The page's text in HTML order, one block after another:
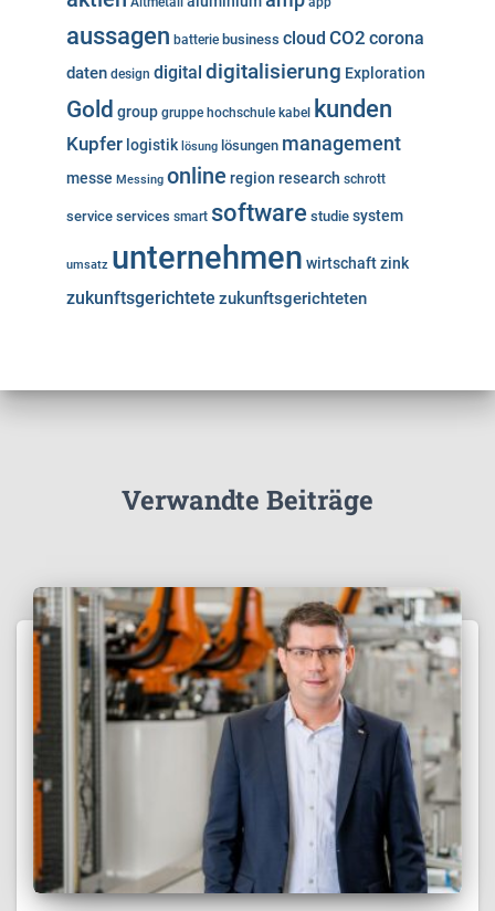
aussagen batterie business cloud CO2 corona
daten design digital digitalisierung Exploration
Gold group gruppe hochschule kabel kunden
Kupfer logistik lösung lösungen management
messe Messing online region research schrott
service services smart software studie system
umsatz unternehmen wirtschaftzink
zukunftsgerichtete zukunftsgerichteten
Verwandte Beiträge